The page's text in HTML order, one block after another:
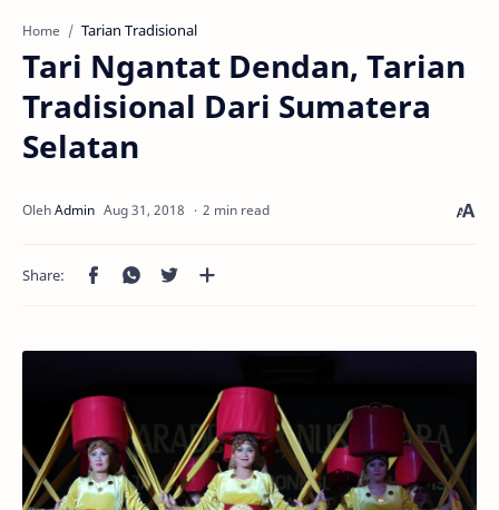
Home Tarian Tradisional
Tari Ngantat Dendan, Tarian
Tradisional Dari Sumatera
Selatan
2 min read